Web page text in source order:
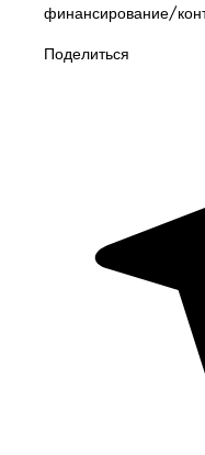
финансирование/
Поделиться